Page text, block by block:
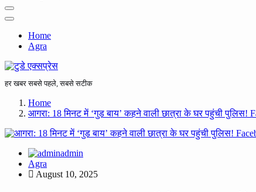
Home
Agra
हर खबर सबसे पहले, सबसे सटीक
Home
आगरा: 18 मिनट में ‘गुड बाय’ कहने वाली छात्रा के घर पहुंची
admin
Agra
August 10, 2025